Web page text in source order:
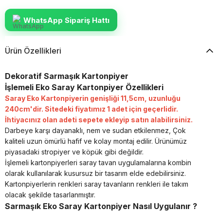
WhatsApp Sipariş Hattı
Ürün Özellikleri
Dekoratif Sarmaşık Kartonpiyer
İşlemeli Eko Saray Kartonpiyer Özellikleri
Saray Eko Kartonpiyerin genişliği 11,5cm, uzunluğu
240cm'dir. Sitedeki fiyatımız 1 adet için geçerlidir.
İhtiyacınız olan adeti sepete ekleyip satın alabilirsiniz.
Darbeye karşı dayanaklı, nem ve sudan etkilenmez, Çok
kaliteli uzun ömürlü hafif ve kolay montaj edilir. Ürünümüz
piyasadaki stropiyer ve köpük gibi değildir.
İşlemeli kartonpiyerleri saray tavan uygulamalarına kombin
olarak kullanılarak kusursuz bir tasarım elde edebilirsiniz.
Kartonpiyerlerin renkleri saray tavanların renkleri ile takım
olacak şekilde tasarlanmıştır.
Sarmaşık Eko Saray Kartonpiyer Nasıl Uygulanır ?